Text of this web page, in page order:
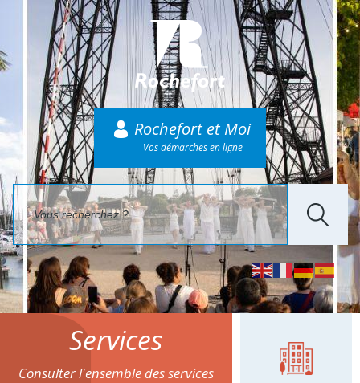
Rochefort et Moi
Vos démarches en ligne
Services
Consulter l'ensemble des services